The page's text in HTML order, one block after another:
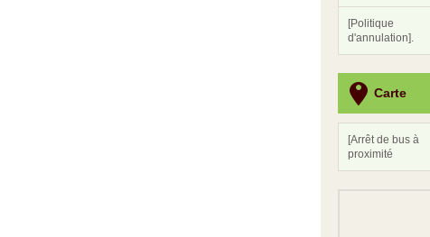
[Politique
d'annulation].
Carte
[Arrêt de bus à
proximité